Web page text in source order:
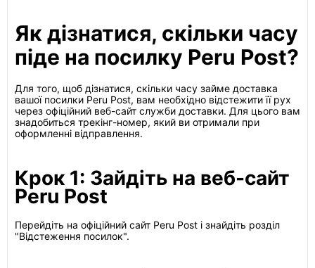
Як дізнатися, скільки часу
піде на посилку Peru Post?
Для того, щоб дізнатися, скільки часу займе доставка
вашої посилки Peru Post, вам необхідно відстежити її рух
через офіційний веб-сайт служби доставки. Для цього вам
знадобиться трекінг-номер, який ви отримали при
оформленні відправлення.
Крок 1: Зайдіть на веб-сайт
Peru Post
Перейдіть на офіційний сайт Peru Post і знайдіть розділ
"Відстеження посилок".